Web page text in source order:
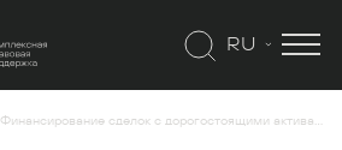
RU
Финансирование сделок с дорогостоящими активами на Ближнем Востоке: как структурировать и как защитить